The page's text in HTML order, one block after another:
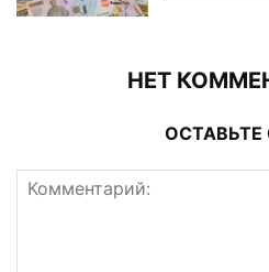
НЕТ
ОСТАВЬТЕ